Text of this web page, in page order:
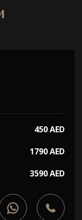
450 AED
1790 AED
3590 AED